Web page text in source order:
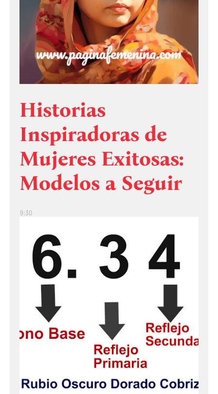
Historias
Inspiradoras de
Mujeres Exitosas:
Modelos a Seguir
9:30